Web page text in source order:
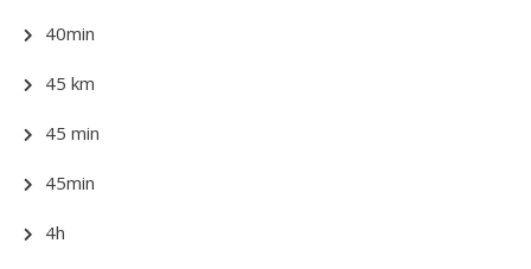
40min
45 km
45 min
45min
4h